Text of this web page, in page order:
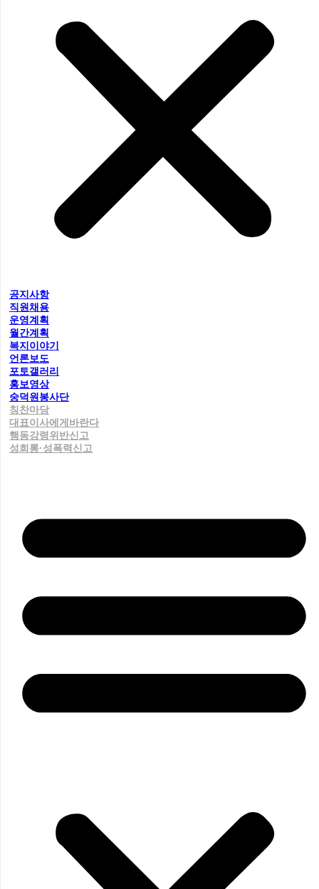
공지사항
직원채용
운영계획
월간계획
복지이야기
언론보도
포토갤러리
홍보영상
숭덕원봉사단
칭찬마당
대표이사에게바란다
행동강령위반신고
성희롱·성폭력신고